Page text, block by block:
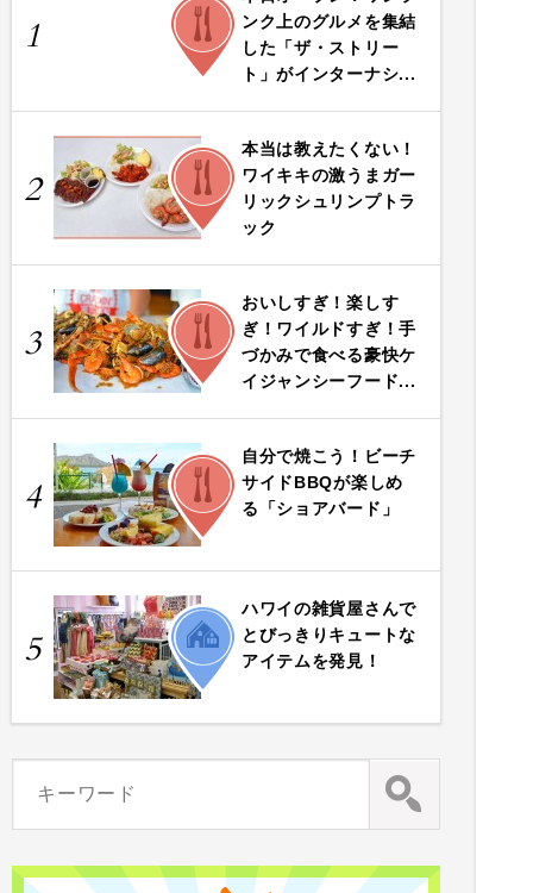
1
FOOD
ンク上のグルメを集結
した「ザ・ストリー
ト」がインターナシ...
2
FOOD
本当は教えたくない！
ワイキキの激うまガー
リックシュリンプトラ
ック
3
FOOD
おいしすぎ！楽しす
ぎ！ワイルドすぎ！手
づかみで食べる豪快ケ
イジャンシーフード...
4
FOOD
自分で焼こう！ビーチ
サイドBBQが楽しめ
る「ショアバード」
5
LIFE
ハワイの雑貨屋さんで
とびっきりキュートな
アイテムを発見！